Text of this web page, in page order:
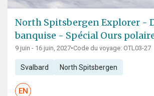
North Spitsbergen Explorer -
banquise - Spécial Ours
9 juin - 16 juin, 2027•Code du voyage: OTL03-27
Svalbard North Spitsbergen
EN